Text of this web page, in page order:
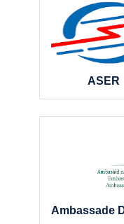
ASER
Ambassade